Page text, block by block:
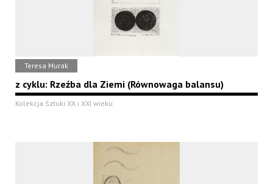
Teresa Murak
z cyklu: Rzeźba dla Ziemi (Równowaga balansu)
Kolekcja Sztuki XX i XXI wieku